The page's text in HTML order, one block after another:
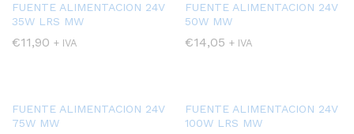
FUENTE ALIMENTACION 24V
35W LRS MW
€11,90 + IVA
FUENTE ALIMENTACION 24V
50W MW
€14,05 + IVA
FUENTE ALIMENTACION 24V
75W MW
FUENTE ALIMENTACION 24V
100W LRS MW